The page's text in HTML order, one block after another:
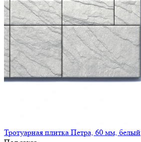
Тротуарная плитка Петра, 60 мм, белый